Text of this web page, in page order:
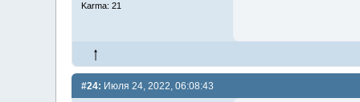
Karma: 21
#24: Июля 24, 2022, 06:08:43